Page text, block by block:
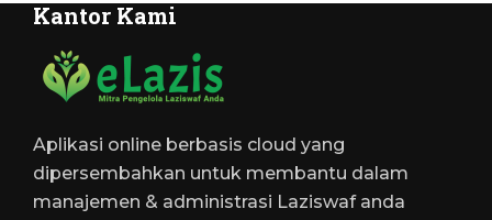
Kantor Kami
Aplikasi online berbasis cloud yang
dipersembahkan untuk membantu dalam
manajemen & administrasi Laziswaf anda